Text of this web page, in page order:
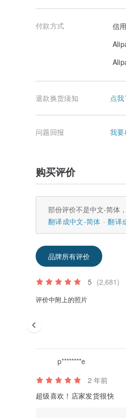
付款方式
信
退款换货须知 点
问题回报 我要
购买评价
部份评价不是中文-简体
翻译成中文-简体
翻译
品牌所有评价
5 (2,681)
评价中附上的照片
p********e
2 年前
超级喜欢！店家发货很快